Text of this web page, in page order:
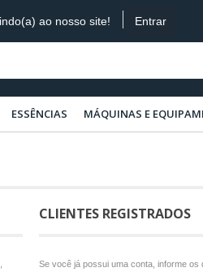
ao nosso site! Entrar
ESSÊNCIAS MÁQUINAS E
CLIENTES REGISTRADOS
Se você já possui uma conta, informe os